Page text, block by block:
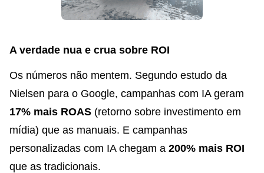
A verdade nua e crua sobre ROI
Os números não mentem. Segundo estudo da
Nielsen para o Google, campanhas com IA geram
17% mais ROAS (retorno sobre investimento em
mídia) que as manuais. E campanhas
personalizadas com IA chegam a 200% mais ROI
que as tradicionais.